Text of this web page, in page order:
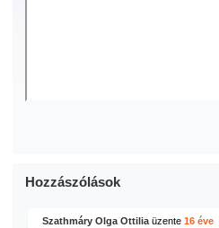
Hozzászólások
Szathmáry Olga Ottilia üzente 16 éve